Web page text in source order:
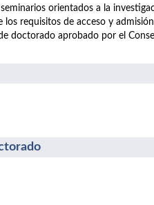
orientados a la
requisitos de acceso y
doctorado aprobado por el